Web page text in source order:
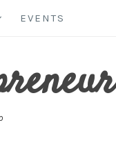
EVENTS